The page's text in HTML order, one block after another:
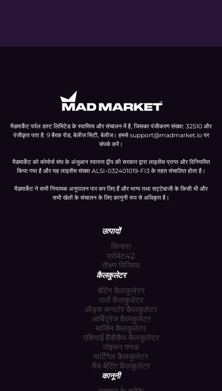
मैडमार्केट पर्पल डस्ट लिमिटेड के स्वामित्व और संचालन में है, जिसका पंजीकरण संख्या: 32510 और
पंजीकृत पता है: 9 बैरक रोड, बेलीज सिटी, बेलीज। हमसे support@madmarket.io पर
संपर्क करें।
मैडमार्केट को कोमोर्स संघ के अंजुआन स्वायत्त द्वीप की सरकार द्वारा लाइसेंस प्राप्त और विनियमित
किया गया है और यह लाइसेंस संख्या ALSI-032401019-FI3 के तहत संचालित होता है।
मैडमार्केट ने सभी नियामक अनुपालन पार कर लिए हैं और भाग्य तथा सट्टेबाजी के किसी भी और
सभी खेलों के संचालन के लिए कानूनी रूप से अधिकृत है।
उत्पादों
किनारा
प्रोबेट42
तीक्ष्ण विनिमय
कैलकुलेटर
बेटिंग कैलकुलेटर
पार्ले कैलकुलेटर
ऑड्स कन्वर्टर कैलकुलेटर
आर्बिट्रेज कैलकुलेटर
मार्जिन कैलकुलेटर
एशियाई हैंडीकैप कैलकुलेटर
पॉइसन गणक
मार्टिंगेल कैलकुलेटर
मैच बेटिंग कैलकुलेटर
कानूनी